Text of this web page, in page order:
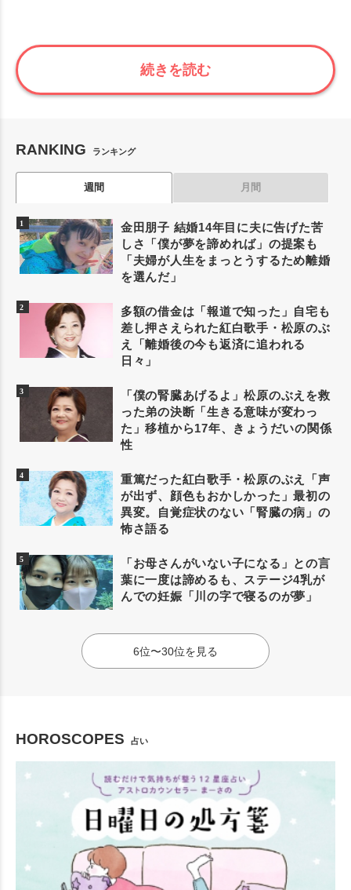
続きを読む
RANKING ランキング
週間 月間
金田朋子 結婚14年目に夫に告げた苦
しさ「僕が夢を諦めれば」の提案も
「夫婦が人生をまっとうするため離婚
を選んだ」
多額の借金は「報道で知った」自宅も
差し押さえられた紅白歌手・松原のぶ
え「離婚後の今も返済に追われる
日々」
「僕の腎臓あげるよ」松原のぶえを救
った弟の決断「生きる意味が変わっ
た」移植から17年、きょうだいの関係
性
重篤だった紅白歌手・松原のぶえ「声
が出ず、顔色もおかしかった」最初の
異変。自覚症状のない「腎臓の病」の
怖さ語る
「お母さんがいない子になる」との言
葉に一度は諦めるも、ステージ4乳が
んでの妊娠「川の字で寝るのが夢」
6位〜30位を見る
HOROSCOPES 占い